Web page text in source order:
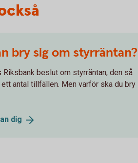
bry sig om styrräntan?
beslut om styrräntan, den så
antal tillfällen. Men varför ska du bry
dig